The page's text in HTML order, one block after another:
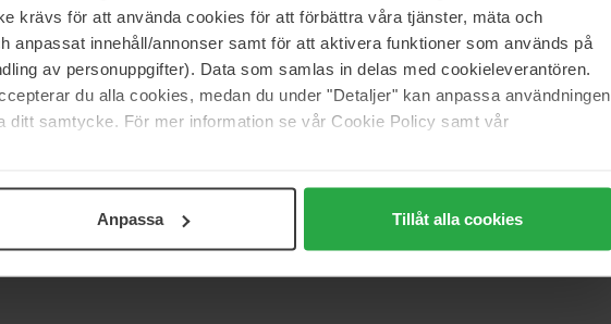
krävs för att använda cookies för att förbättra våra tjänster, mäta och
anpassat innehåll/annonser samt för att aktivera funktioner som används på
av personuppgifter). Data som samlas in delas med cookieleverantören.
du alla cookies, medan du under "Detaljer" kan anpassa användningen
ditt samtycke. För mer information se vår Cookie Policy samt vår
Anpassa Tillåt alla cookies